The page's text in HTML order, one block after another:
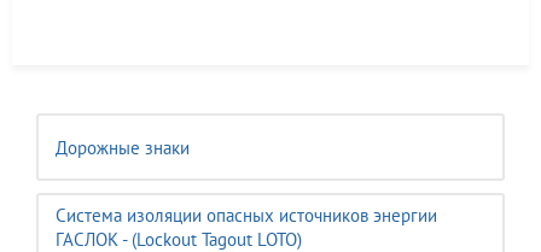
Дорожные знаки
Система изоляции опасных источников энергии
ГАСЛОК - (Lockout Tagout LOTO)